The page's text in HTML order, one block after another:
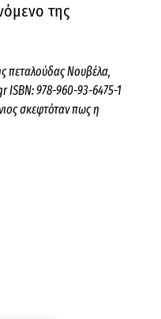
της
πεταλούδας Νουβέλα,
ISBN: 978-960-93-6475-1
σκεφτόταν πως η